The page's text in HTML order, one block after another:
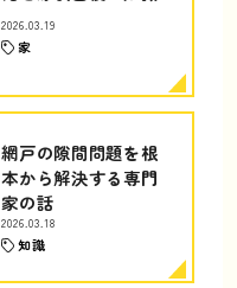
2026.03.19
家
網戸の隙間問題を根
本から解決する専門
家の話
2026.03.18
知識